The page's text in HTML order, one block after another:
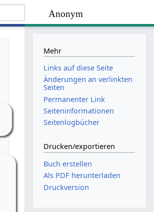
Anonym
Mehr
Links auf diese Seite
Änderungen an verlinkten
Seiten
Permanenter Link
Seiten­­informationen
Seitenlogbücher
Drucken/­exportieren
Buch erstellen
Als PDF herunterladen
Druckversion